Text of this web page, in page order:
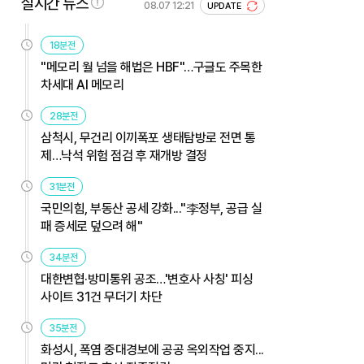
08.07 12:21 UPDATE
18분전
"메모리 월 넘을 해법은 HBF"…구글도 주목한
차세대 AI 메모리
28분전
삼척시, 무건리 이끼폭포 생태탐방로 전면 통
제…낙석 위험 점검 후 재개방 결정
31분전
국민의힘, 부동산 공세 강화..."李정부, 공급 실
패 증세로 덮으려 해"
34분전
대한변협·방미통위 공조…'변호사 사칭' 피싱
사이트 31건 무더기 차단
35분전
화성시, 폭염 중대경보에 공공 옥외작업 중지...